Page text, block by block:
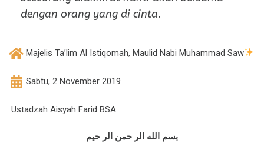
dengan orang yang di cinta.
Majelis Ta’lim Al Istiqomah, Maulid Nabi Muhammad Saw
Sabtu, 2 November 2019
Ustadzah Aisyah Farid BSA
بسم الله الر حمن الر حيم